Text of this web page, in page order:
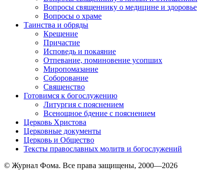
Вопросы священнику о медицине и здоровье
Вопросы о храме
Таинства и обряды
Крещение
Причастие
Исповедь и покаяние
Отпевание, поминовение усопших
Миропомазание
Соборование
Священство
Готовимся к богослужению
Литургия с пояснением
Всенощное бдение с пояснением
Церковь Христова
Церковные документы
Церковь и Общество
Тексты православных молитв и богослужений
© Журнал Фома. Все права защищены, 2000—2026